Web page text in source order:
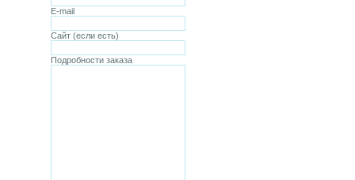
E-mail
Сайт (если есть)
Подробности заказа